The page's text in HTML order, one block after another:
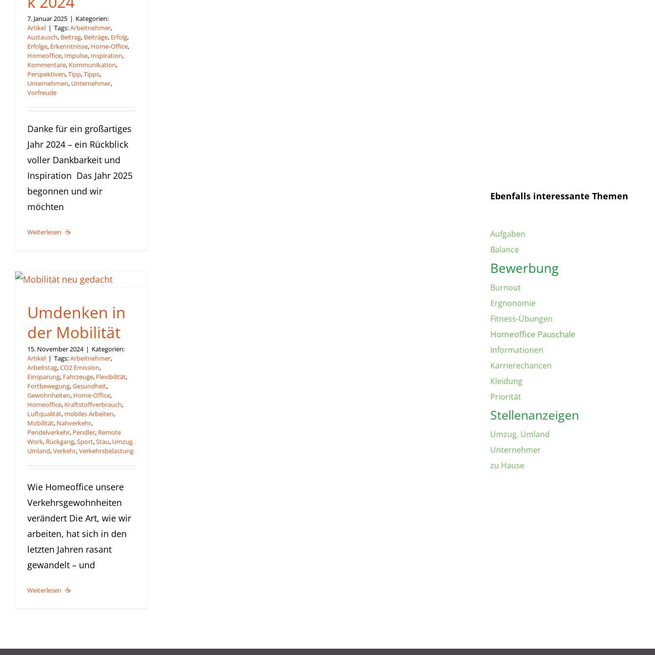
7. Januar 2025 | Kategorien:
Artikel | Tags:Arbeitnehmer,
Austausch, Beitrag, Beiträge, Erfolg,
Erfolge, Erkenntnisse, Home-Office,
Homeoffice, Impulse, Inspiration,
Kommentare, Kommunikation,
Perspektiven,Tipp,Tipps,
Unternehmen, Unternehmer,
Vorfreude
Danke für ein großartiges
Jahr 2024 – ein Rückblick
voller Dankbarkeit und
Inspiration Das Jahr 2025
begonnen und wir
möchten
Weiterlesen
Umdenken in
der Mobilität
15. November 2024 | Kategorien:
Artikel | Tags:Arbeitnehmer,
Arbeitstag,CO2 Emission,
Einsparung, Fahrzeuge, Flexibilität,
Fortbewegung,Gesundheit,
Gewohnheiten, Home-Office,
Homeoffice, Kraftstoffverbrauch,
Luftqualität, mobiles Arbeiten,
Mobilität, Nahverkehr,
Pendelverkehr, Pendler, Remote
Work, Rückgang,Sport,Stau, Umzug.
Umland,Verkehr,Verkehrsbelastung
Wie Homeoffice unsere
Verkehrsgewohnheiten
verändert Die Art, wie wir
arbeiten, hat sich in den
letzten Jahren rasant
gewandelt – und
Weiterlesen
Ebenfalls interessante Themen
Aufgaben
Balance
Bewerbung
Burnout
Ergnonomie
Fitness-Übungen
Homeoffice Pauschale
Informationen
Karrierechancen
Kleidung
Priorität
Stellenanzeigen
Umzug. Umland
Unternehmer
zu Hause